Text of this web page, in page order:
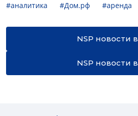
#аналитика #Дом.рф #аренда
NSP новости в
NSP новости в